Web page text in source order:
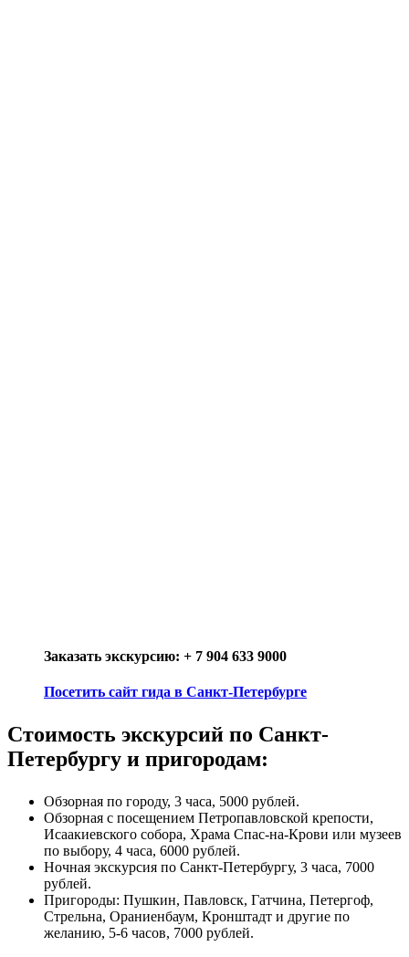
Заказать экскурсию: + 7 904 633 9000
Посетить сайт гида в Санкт-Петербурге
Стоимость экскурсий по Санкт-
Петербургу и пригородам:
Обзорная по городу, 3 часа, 5000 рублей.
Обзорная с посещением Петропавловской крепости,
Исаакиевского собора, Храма Спас-на-Крови или музеев
по выбору, 4 часа, 6000 рублей.
Ночная экскурсия по Санкт-Петербургу, 3 часа, 7000
рублей.
Пригороды: Пушкин, Павловск, Гатчина, Петергоф,
Стрельна, Ораниенбаум, Кронштадт и другие по
желанию, 5-6 часов, 7000 рублей.